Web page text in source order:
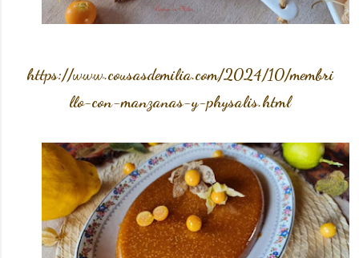
https://www.cousasdemilia.com/2024/10/membri
llo-con-manzanas-y-physalis.html